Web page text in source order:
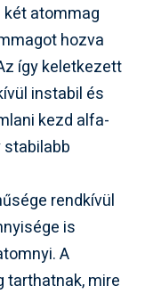
két atommag
hozva
így keletkezett
instabil és
kezd alfa-
rendkívül
is
A
tarthatnak, mire